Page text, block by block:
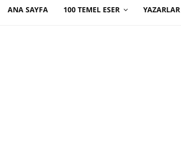
ANA SAYFA 100 TEMEL ESER YAZARLAR